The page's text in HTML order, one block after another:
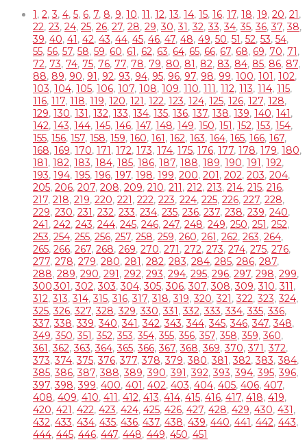
1, 2,3, 4, 5, 6, 7, 8, 9, 10, 11, 12, 13, 14, 15, 16, 17, 18, 19, 20, 21,
22, 23, 24, 25, 26, 27, 28, 29,30,31,32,33,34,35,36,37,38,
39, 40, 41, 42, 43, 44, 45, 46, 47, 48, 49, 50, 51, 52, 53, 54,
55, 56, 57, 58, 59, 60, 61, 62, 63, 64, 65, 66, 67, 68, 69, 70, 71,
72, 73, 74, 75, 76, 77, 78, 79, 80, 81, 82, 83, 84, 85, 86, 87,
88, 89, 90, 91, 92, 93, 94, 95, 96, 97, 98, 99, 100, 101, 102,
103, 104, 105, 106, 107, 108, 109, 110, 111, 112, 113, 114, 115,
116, 117, 118, 119, 120, 121, 122, 123, 124, 125, 126, 127, 128,
129, 130, 131, 132, 133, 134, 135, 136, 137, 138, 139, 140, 141,
142, 143, 144, 145, 146, 147, 148, 149, 150, 151, 152, 153, 154,
155, 156, 157, 158, 159, 160, 161, 162, 163, 164, 165, 166, 167,
168, 169, 170, 171, 172, 173, 174, 175, 176, 177, 178, 179, 180,
181, 182, 183, 184, 185, 186, 187, 188, 189, 190, 191, 192,
193, 194, 195, 196, 197, 198, 199, 200, 201, 202, 203, 204,
205, 206, 207, 208, 209, 210, 211, 212, 213, 214, 215, 216,
217, 218, 219, 220, 221, 222, 223, 224, 225, 226, 227, 228,
229, 230, 231, 232, 233, 234, 235, 236, 237, 238, 239, 240,
241, 242, 243, 244, 245, 246, 247, 248, 249, 250, 251, 252,
253, 254, 255, 256, 257, 258, 259, 260, 261, 262, 263, 264,
265, 266, 267, 268, 269, 270, 271, 272, 273, 274, 275, 276,
277, 278, 279, 280, 281, 282, 283, 284, 285, 286, 287,
288, 289, 290, 291, 292, 293, 294, 295, 296, 297, 298, 299,
300,301,302,303,304,305,306,307,308,309,310,311,
312,313,314,315,316,317,318,319,320,321,322,323,324,
325,326,327,328,329,330,331,332,333,334,335,336,
337,338,339,340,341,342,343,344,345,346,347,348,
349,350,351,352,353,354,355,356,357,358,359,360,
361,362,363,364,365,366,367,368,369,370,371,372,
373,374,375,376,377,378,379,380,381,382,383,384,
385,386,387,388,389,390,391,392,393,394,395,396,
397,398,399, 400, 401, 402, 403, 404, 405, 406, 407,
408, 409, 410, 411, 412, 413, 414, 415, 416, 417, 418, 419,
420, 421, 422, 423, 424, 425, 426, 427, 428, 429, 430, 431,
432, 433, 434, 435, 436, 437, 438, 439, 440, 441, 442, 443,
444, 445, 446, 447, 448, 449, 450, 451